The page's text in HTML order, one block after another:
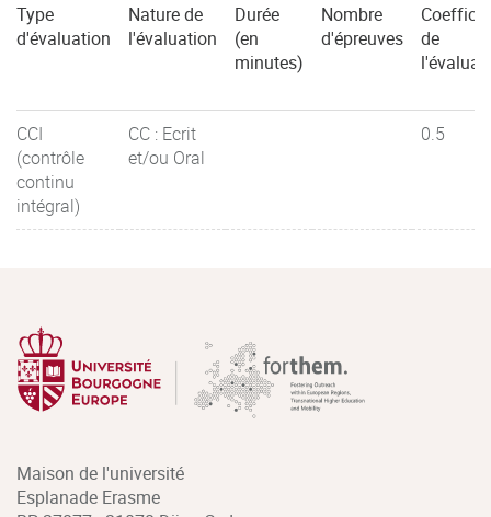
Type
d'évaluation
Nature de
l'évaluation
Durée
(en
minutes)
Nombre
d'épreuves
de
CCI
(contrôle
continu
intégral)
CC : Ecrit
et/ou Oral
0.5
Maison de l'université
Esplanade Erasme